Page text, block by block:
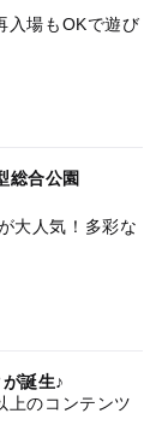
入場もOKで遊び
総合公園
大人気！多彩な
誕生♪
上のコンテンツ